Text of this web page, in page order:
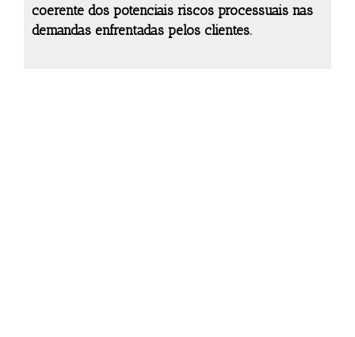
coerente dos potenciais riscos processuais nas
demandas enfrentadas pelos clientes.